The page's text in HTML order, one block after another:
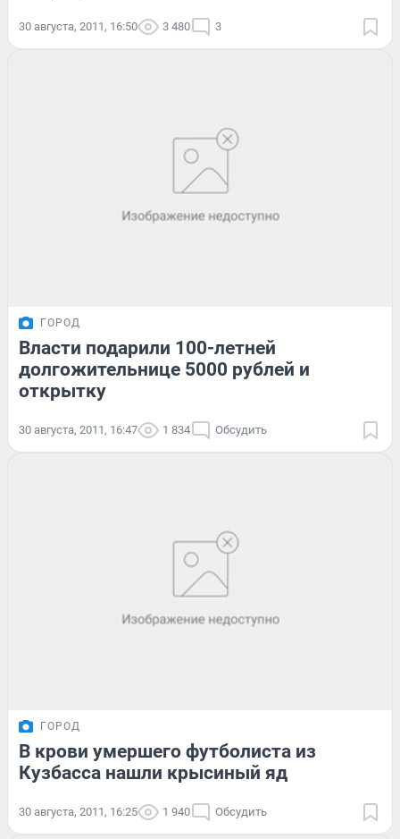
30 августа, 2011, 16:50 3 480 3
ГОРОД
Власти подарили 100-летней
долгожительнице 5000 рублей и
открытку
30 августа, 2011, 16:47 1 834 Обсудить
ГОРОД
В крови умершего футболиста из
Кузбасса нашли крысиный яд
30 августа, 2011, 16:25 1 940 Обсудить